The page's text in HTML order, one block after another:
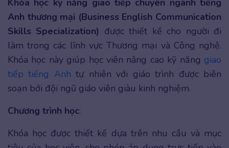
Khóa học kỹ năng giao tiếp chuyên ngành tiếng
Anh thương mại (Business English Communication
Skills Specialization) được thiết kế cho người đi
làm trong các lĩnh vực Thương mại và Công nghệ.
Khóa học này giúp học viên nâng cao kỹ năng giao
tiếp tiếng Anh tự nhiên với giáo trình được biên
soạn bởi đội ngũ giáo viên giàu kinh nghiệm.
Chương trình học:
Khóa học được thiết kế dựa trên nhu cầu và mục